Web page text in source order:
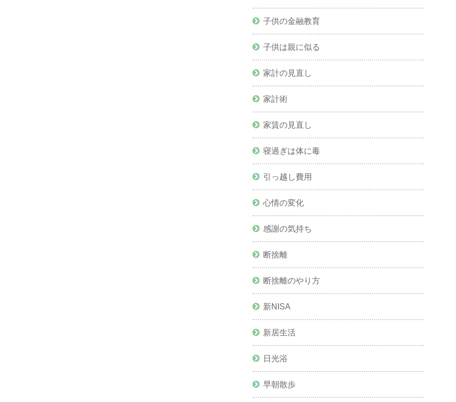
子供の金融教育
子供は親に似る
家計の見直し
家計術
家賃の見直し
寝過ぎは体に毒
引っ越し費用
心情の変化
感謝の気持ち
断捨離
断捨離のやり方
新NISA
新居生活
日光浴
早朝散歩